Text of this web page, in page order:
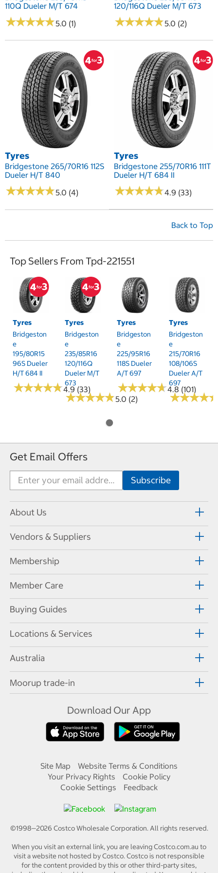
110Q Dueler M/T 674
★★★★★
★★★★★5.0 (1)
120/116Q Dueler M/T 673
★★★★★
★★★★★5.0 (2)
Tyres
Bridgestone 265/70R16 112S
Dueler H/T 840
★★★★★
★★★★★5.0 (4)
Tyres
Bridgestone 255/70R16 111T
Dueler H/T 684 II
★★★★★
★★★★★4.9 (33)
Back to Top
Top Sellers From Tpd-221551
Tyres
Bridgeston
E
195/80R15
96S Dueler
H/T 684 II
★★★★★
★★★★★4.9 (33)
Tyres
Bridgeston
E
235/85R16
120/116Q
Dueler M/T
673
★★★★★
★★★★★5.0 (2)
Tyres
Bridgeston
E
225/95R16
118S Dueler
A/T 697
★★★★★
★★★★★4.8 (101)
Tyres
Bridgeston
E
215/70R16
108/106S
Dueler A/T
697
★★★★
★★★★
Get Email Offers
About Us
Vendors & Suppliers
Membership
Member Care
Buying Guides
Locations & Services
Australia
Moorup trade-in
Download Our App
Site Map
Website Terms & Conditions
Your Privacy Rights
Cookie Policy
Cookie Settings
Feedback
©1998—2026 Costco Wholesale Corporation.All rights reserved.
When you visit an external link, you are leaving Costco.com.au to
visit a website not hosted by Costco. Costco is not responsible
for the content provided by this or other third-party sites,